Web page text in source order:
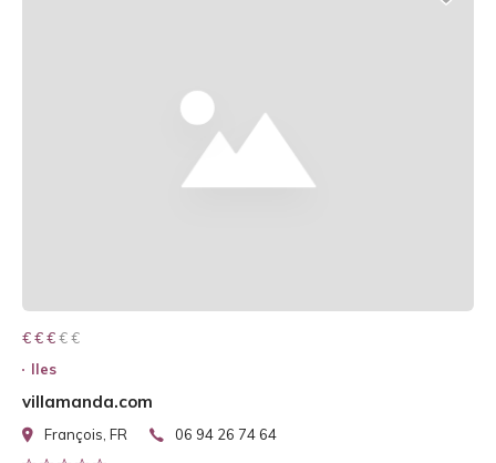
€ € € € €
€ € €
Iles
villamanda.com
François, FR 06 94 26 74 64